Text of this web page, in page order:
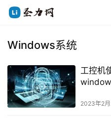
Windows系统
工控机
2023年2月